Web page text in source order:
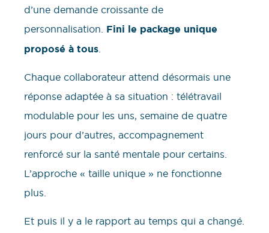
d’une demande croissante de
personnalisation. Fini le package unique
proposé à tous
Chaque collaborateur attend désormais une
réponse adaptée à sa situation : télétravail
modulable pour les uns, semaine de quatre
jours pour d’autres, accompagnement
renforcé sur la santé mentale pour certains.
L’approche « taille unique » ne fonctionne
plus.
Et puis il y a le rapport au temps qui a changé.